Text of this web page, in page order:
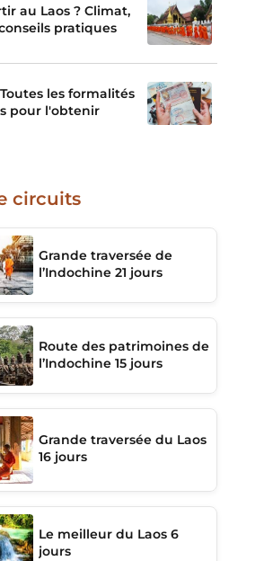
au Laos ? Climat,
pratiques
les formalités
pour l'obtenir
circuits
Grande traversée de
l’Indochine 21 jours
Route des patrimoines de
l’Indochine 15 jours
Grande traversée du Laos
16 jours
Le meilleur du Laos 6
jours